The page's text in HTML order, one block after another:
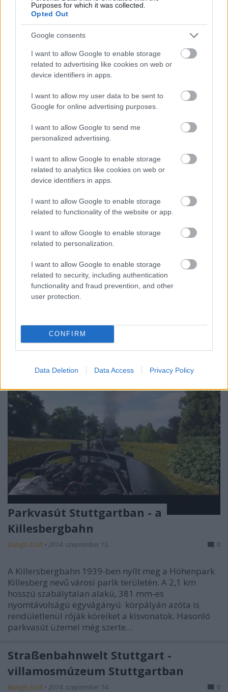
Purposes for which it was collected.
Opted Out
Google consents
I want to allow Google to enable storage
related to advertising like cookies on web or
device identifiers in apps.
I want to allow my user data to be sent to
Google for online advertising purposes.
I want to allow Google to send me
personalized advertising.
I want to allow Google to enable storage
related to analytics like cookies on web or
device identifiers in apps.
I want to allow Google to enable storage
related to functionality of the website or app.
I want to allow Google to enable storage
related to personalization.
I want to allow Google to enable storage
related to security, including authentication
functionality and fraud prevention, and other
user protection.
CONFIRM
Data Deletion Data Access Privacy Policy
közlekedési eszközzel ismerkedhettem meg, a
Stadtbahnnal. Az egyszerű utazók számára a
Stadtbahn nem több, mint egy villamos, ettől
azonban jóval többről van szó, egy teljesen különálló
közlekedési-eszköz kategóriáról, mely a…
A Museum Schloss Rosenstein
Balogh Zsolt•2014. szeptember 29.
A Museum Schloss Rosenstein Stuttgart nagy
természettudományi múzeuma. Míg a korábban
régmúltra koncentrál, rengeteg életnagyságú
dinoszaurusz-modellel, igazi csontvázakkal és
fosszíliákkal, addig a Schloss Rosensteini napjaink…
Museum am Löwentor - a stuttgarti
természettudományi múzeum
Balogh Zsolt•2014. szeptember 27.
Stuttgart rengeteg programot kínál az arra járóknak:
a Killesbergbahn-on, a villamosmúzeumon, a
Mercedes-Welten és a Porsche-múzeumon kívül
dinoszaurusz-szobor a múzeum bejárata előtt A…
Parkvasút Stuttgartban - a
Killesbergbahn
Balogh Zsolt • 2014. szeptember 15. 0
A Killersbergbahn 1939-ben nyílt meg a Höhenpark
Killesberg nevű városi parlk területén. A 2,1 km
hosszú szabálytalan alakú, 381 mm-es
nyomtávolságú egyvágányú körpályán azóta is
rendületlenül róják köreiket a kisvonatok. Hasonló
parkvasút üzemel még szerte…
Straßenbahnwelt Stuttgart -
villamosmúzeum Stuttgartban
Balogh Zsolt • 2014. szeptember 14. 0